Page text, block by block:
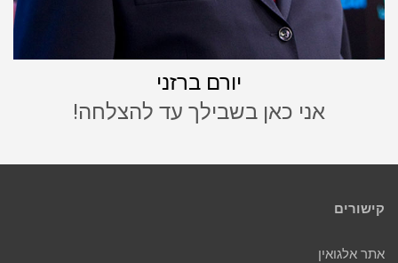
יורם ברזני
אני כאן בשבילך עד להצלחה!
קישורים
אתר אלגואין